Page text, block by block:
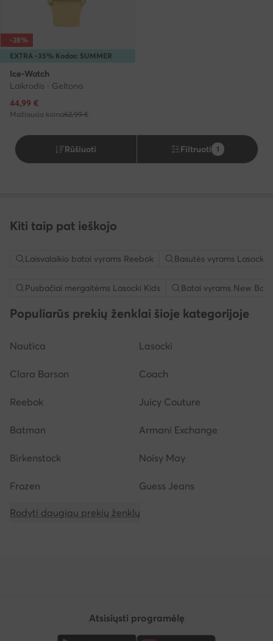
EXTRA -35% Kodas: SUMMER
-28%
Ice-Watch
Laikrodis · Geltona
Dabartinė kaina
44,99 €
Mažiausia kaina62,99 €
Rūšiuoti Filtruoti 1
Kiti taip pat ieškojo
Laisvalaikio batai vyrams Reebok Basutės vyrams Lasocki
Pusbačiai mergaitėms Lasocki Kids Batai vyrams New
Populiarūs prekių ženklai šioje kategorijoje
Nautica Lasocki
Clara Barson Coach
Reebok Juicy Couture
Batman Armani Exchange
Birkenstock Noisy May
Frozen Guess Jeans
Rodyti daugiau prekių ženklų
Atsisiųsti programėlę